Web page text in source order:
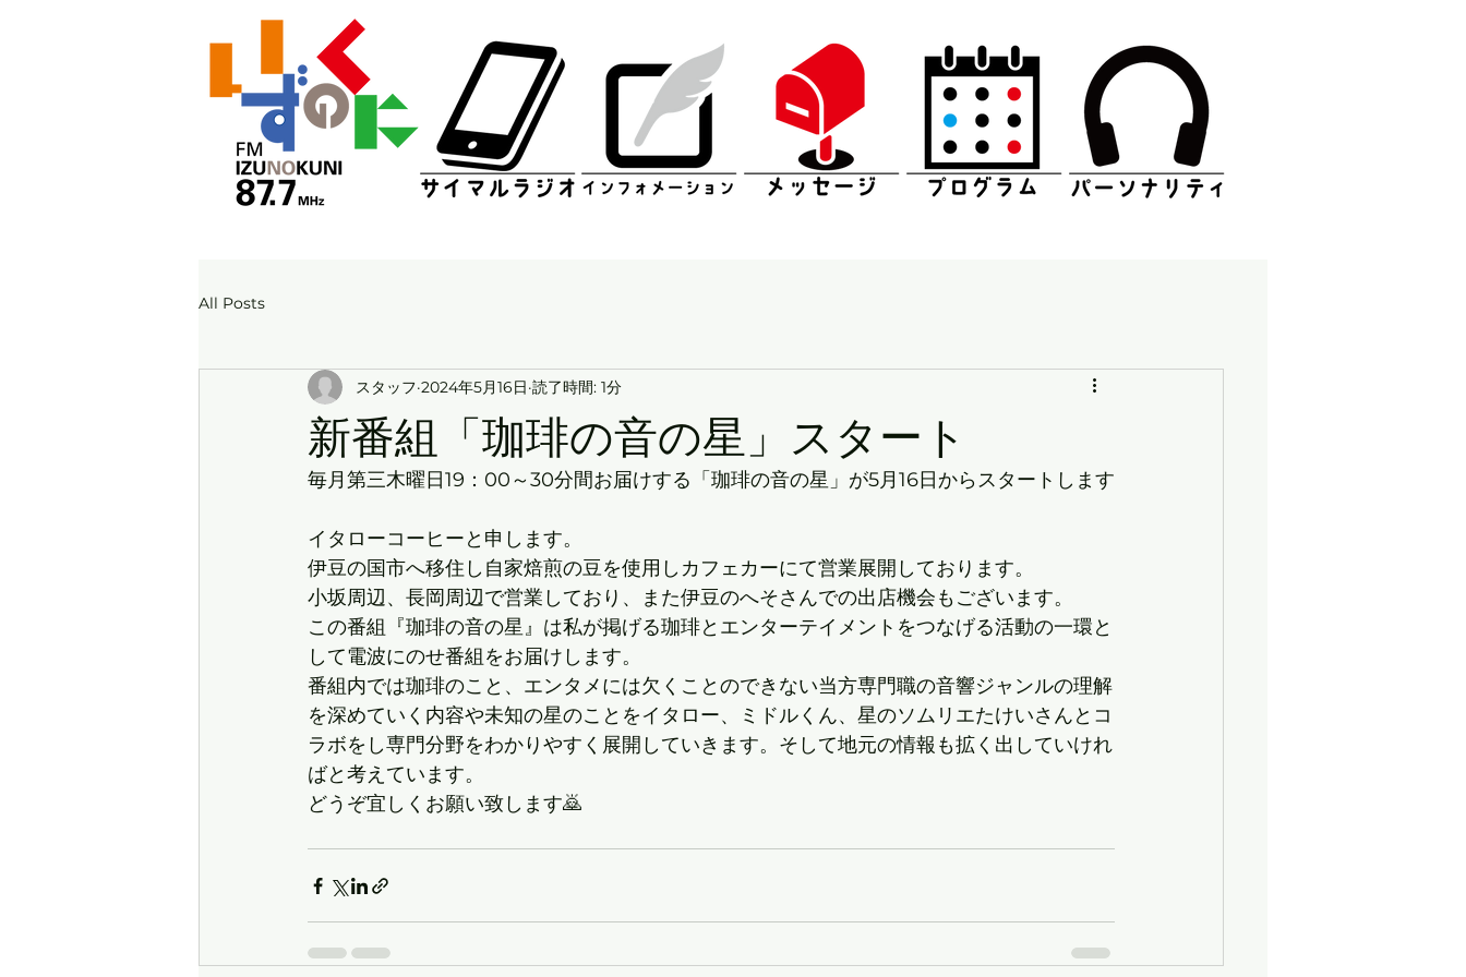
All Posts
新番組「珈琲の音の星」スタート
スタッフ 2024年5月16日 読了時間: 1分
毎月第三木曜日19：00～30分間お届けする「珈琲の音の星」が5月16日からスタートします
イタローコーヒーと申します。
伊豆の国市へ移住し自家焙煎の豆を使用しカフェカーにて営業展開しております。
小坂周辺、長岡周辺で営業しており、また伊豆のへそさんでの出店機会もございます。
この番組『珈琲の音の星』は私が掲げる珈琲とエンターテイメントをつなげる活動の一環と
して電波にのせ番組をお届けします。
番組内では珈琲のこと、エンタメには欠くことのできない当方専門職の音響ジャンルの理解
を深めていく内容や未知の星のことをイタロー、ミドルくん、星のソムリエたけいさんとコ
ラボをし専門分野をわかりやすく展開していきます。そして地元の情報も拡く出していけれ
ばと考えています。
どうぞ宜しくお願い致します🙇